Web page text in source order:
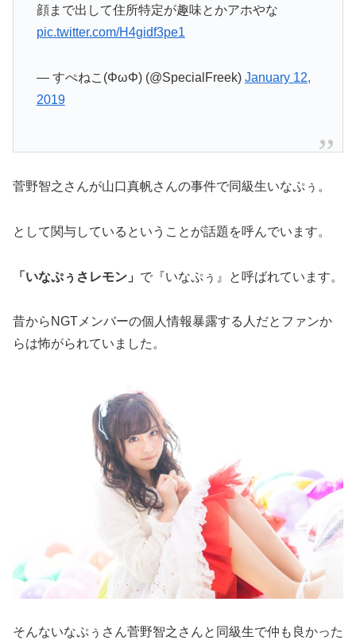
顔まで出して住所特定が趣味とかアホやな
pic.twitter.com/H4gidf3pe1
— すぺねこ(ΦωΦ) (@SpecialFreek) January 12,
2019
菅野智之さんが山口真帆さんの事件で同級生いなぷぅ。
として関与しているということが話題を呼んでいます。
「いなぷぅさレモン」 で『いなぷぅ』と呼ばれています。
昔からNGTメンバーの個人情報暴露する人だとファンか
らは怖がられていました。
そんないなぷぅさん菅野智之さんと同級生で仲も良かった